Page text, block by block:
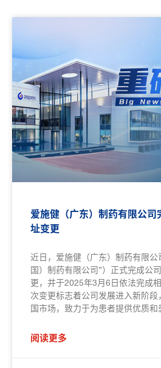
爱施健（广东）制药有限公司
址变更
近日，爱施健（广东）制药有限公
国）制药有限公司”）正式完成公
更，并于2025年3月6日依法完成
次变更标志着公司发展进入新阶
国市场，致力于为患者提供优质和
阅读更多